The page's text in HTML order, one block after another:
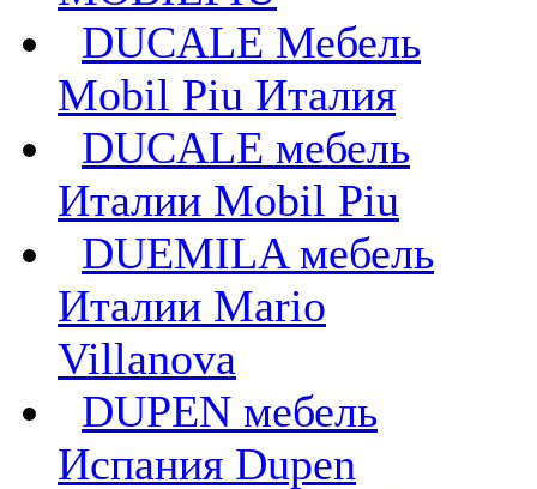
DUCALE Мебель
Mobil Piu Италия
DUCALE мебель
Италии Mobil Piu
DUEMILA мебель
Италии Mario
Villanova
DUPEN мебель
Испания Dupen